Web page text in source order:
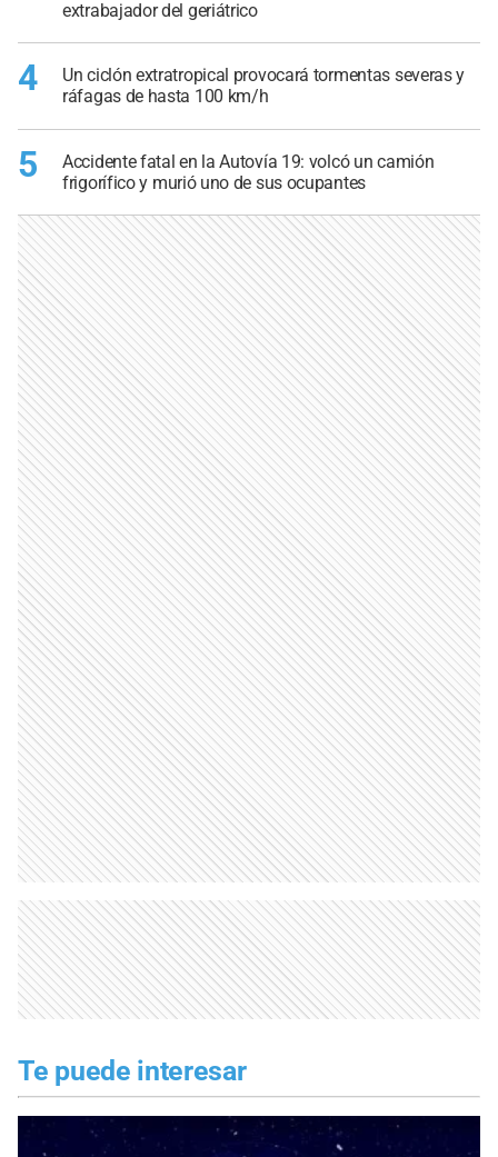
extrabajador del geriátrico
4
Un ciclón extratropical provocará tormentas severas y
ráfagas de hasta 100 km/h
5
Accidente fatal en la Autovía 19: volcó un camión
frigorífico y murió uno de sus ocupantes
Te puede interesar